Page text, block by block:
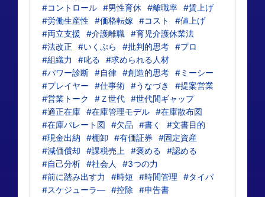
#コントロール #男性育休 #離職率 #賃上げ
#労働生産性
#価格転嫁 #コスト
#値上げ
#両立支援
#介護離職 #育児介護休業法
#法改正
#いくぷら #批判的思考 #プロ
#組織力
#叱る
#求められる人材
#パワー診断 #自律 #創造的思考 #ミーシー
#プレイヤー
#仕事術 #うなづき
#提案営業
#営業トーク
#Ｚ世代 #世代間ギャップ
#適正在庫 #在庫管理モデル #在庫散布図
#在庫パレート図
#欠品 #書く
#文書目的
#現金出納
#棚卸 #有価証券
#固定資産
#減価償却
#課税売上 #褒める
#認める
#自己分析 #社会人
#3つの力
#前に踏み出す力
#時短 #時間管理
#タイパ
#スケジューラ― #控除
#申告書